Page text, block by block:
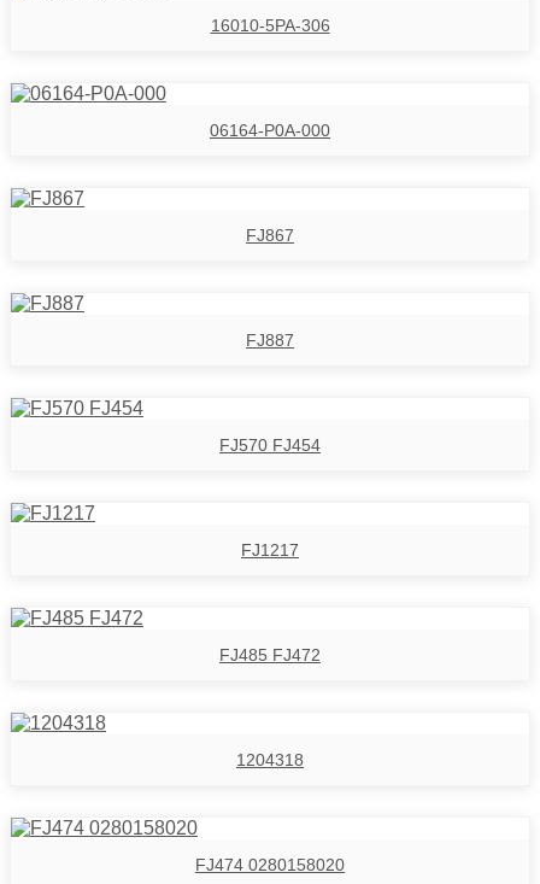
16010-5PA-306
06164-P0A-000
FJ867
FJ887
FJ570 FJ454
FJ1217
FJ485 FJ472
1204318
FJ474 0280158020